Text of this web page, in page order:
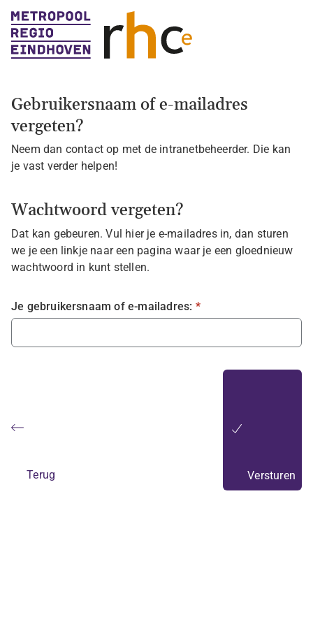
Problemen met inloggen
Gebruikersnaam of e-mailadres
vergeten?
Neem dan contact op met de intranetbeheerder. Die kan
je vast verder helpen!
Wachtwoord vergeten?
Dat kan gebeuren. Vul hier je e-mailadres in, dan sturen
we je een linkje naar een pagina waar je een gloednieuw
wachtwoord in kunt stellen.
Je gebruikersnaam of e-mailadres: *
Versturen
Terug